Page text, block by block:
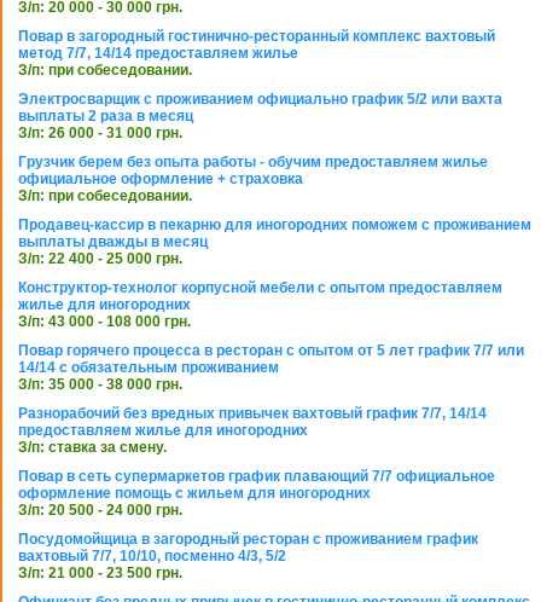
З/п: 20 000 - 30 000 грн.
Повар в загородный гостинично-ресторанный комплекс вахтовый
метод 7/7, 14/14 предоставляем жилье
З/п: при собеседовании.
Электросварщик с проживанием официально график 5/2 или вахта
выплаты 2 раза в месяц
З/п: 26 000 - 31 000 грн.
Грузчик берем без опыта работы - обучим предоставляем жилье
официальное оформление + страховка
З/п: при собеседовании.
Продавец-кассир в пекарню для иногородних поможем с проживанием
выплаты дважды в месяц
З/п: 22 400 - 25 000 грн.
Конструктор-технолог корпусной мебели с опытом предоставляем
жилье для иногородних
З/п: 43 000 - 108 000 грн.
Повар горячего процесса в ресторан с опытом от 5 лет график 7/7 или
14/14 с обязательным проживанием
З/п: 35 000 - 38 000 грн.
Разнорабочий без вредных привычек вахтовый график 7/7, 14/14
предоставляем жилье для иногородних
З/п: ставка за смену.
Повар в сеть супермаркетов график плавающий 7/7 официальное
оформление помощь с жильем для иногородних
З/п: 20 500 - 24 000 грн.
Посудомойщица в загородный ресторан с проживанием график
вахтовый 7/7, 10/10, посменно 4/3, 5/2
З/п: 21 000 - 23 500 грн.